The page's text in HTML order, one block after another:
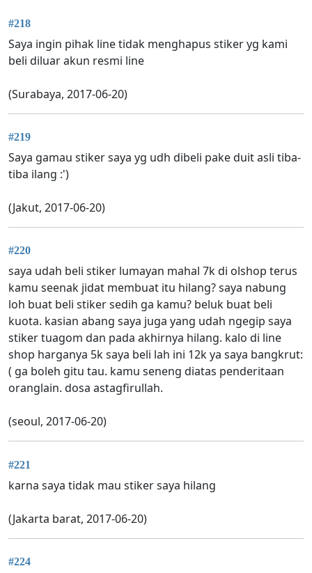
#218
Saya ingin pihak line tidak menghapus stiker yg kami
beli diluar akun resmi line
(Surabaya, 2017-06-20)
#219
Saya gamau stiker saya yg udh dibeli pake duit asli tiba-
tiba ilang :')
(Jakut, 2017-06-20)
#220
saya udah beli stiker lumayan mahal 7k di olshop terus
kamu seenak jidat membuat itu hilang? saya nabung
loh buat beli stiker sedih ga kamu? beluk buat beli
kuota. kasian abang saya juga yang udah ngegip saya
stiker tuagom dan pada akhirnya hilang. kalo di line
shop harganya 5k saya beli lah ini 12k ya saya bangkrut:
( ga boleh gitu tau. kamu seneng diatas penderitaan
oranglain. dosa astagfirullah.
(seoul, 2017-06-20)
#221
karna saya tidak mau stiker saya hilang
(Jakarta barat, 2017-06-20)
#224